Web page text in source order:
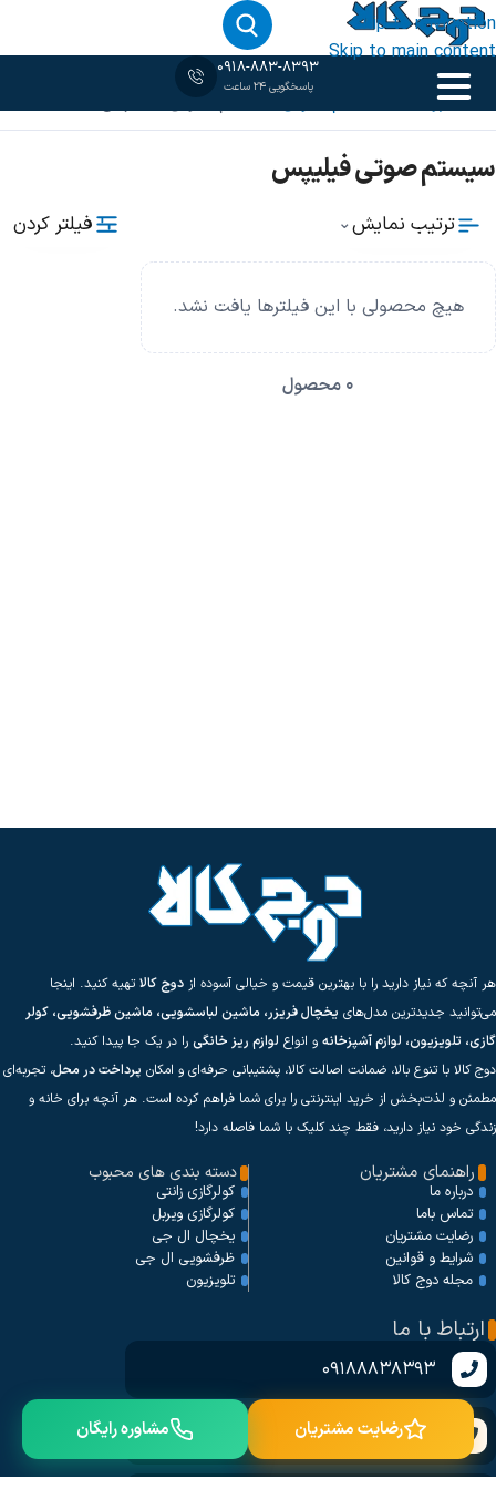
Skip to navigation
Skip to main content
0918-883-8393
پاسخگویی 24 ساعت
خانهفروشگاه سیستم صوتیسیستم صوتی فیلیپس
سیستم صوتی فیلیپس
ترتیب نمایش⌄ فیلتر کردن
هیچ محصولی با این فیلترها یافت نشد.
0 محصول
هر آنچه که نیاز دارید را با بهترین قیمت و خیالی آسوده از دوج کالاتهیه کنید. اینجا
می‌توانید جدیدترین مدل‌های یخچال فریزر، ماشین لباسشویی، ماشین ظرفشویی، کولر
گازی، تلویزیون، لوازم آشپزخانه و انواع لوازم ریز خانگی را در یک جا پیدا کنید.
دوج کالا با تنوع بالا، ضمانت اصالت کالا، پشتیبانی حرفه‌ای و امکان پرداخت در محل، تجربه‌ای
مطمئن و لذت‌بخش از خرید اینترنتی را برای شما فراهم کرده است. هر آنچه برای خانه و
زندگی خود نیاز دارید، فقط چند کلیک با شما فاصله دارد!
راهنمای مشتریان
درباره ما
تماس باما
رضایت مشتریان
شرایط و قوانین
مجله دوج کالا
دسته بندی های محبوب
کولرگازی زانتی
کولرگازی ویربل
یخچال ال جی
ظرفشویی ال جی
تلویزیون
ارتباط با ما
09188838393
09373998393
رضایت مشتریان مشاوره رایگان